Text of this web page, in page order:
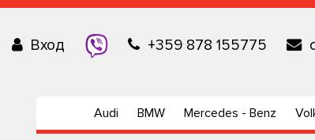
Вход +359 878 155775
Audi BMW Mercedes - Benz